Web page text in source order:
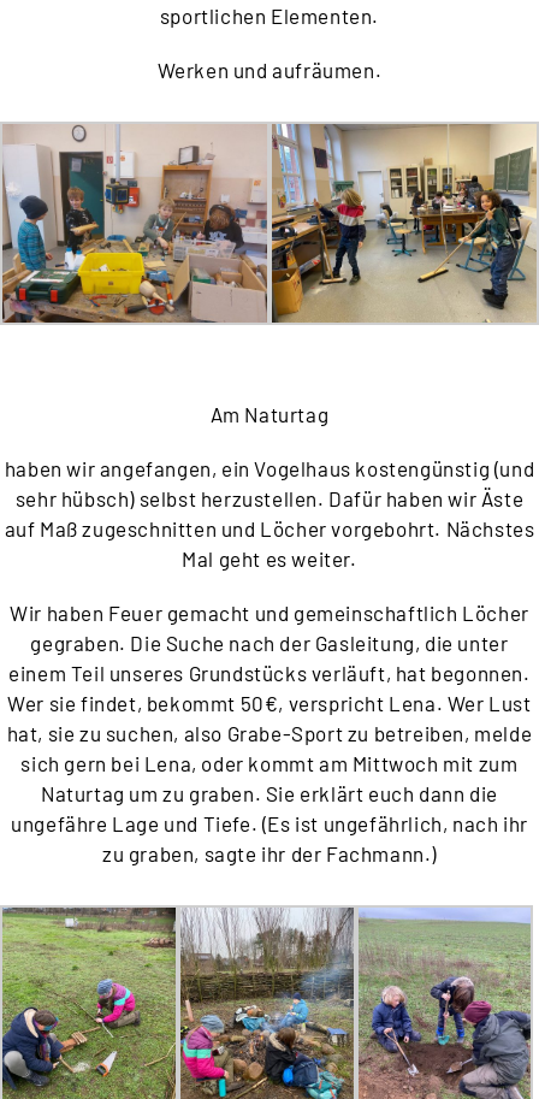
sportlichen Elementen.
Werken und aufräumen.
Am Naturtag
haben wir angefangen, ein Vogelhaus kostengünstig (und
sehr hübsch) selbst herzustellen. Dafür haben wir Äste
auf Maß zugeschnitten und Löcher vorgebohrt. Nächstes
Mal geht es weiter.
Wir haben Feuer gemacht und gemeinschaftlich Löcher
gegraben. Die Suche nach der Gasleitung, die unter
einem Teil unseres Grundstücks verläuft, hat begonnen.
Wer sie findet, bekommt 50€, verspricht Lena. Wer Lust
hat, sie zu suchen, also Grabe-Sport zu betreiben, melde
sich gern bei Lena, oder kommt am Mittwoch mit zum
Naturtag um zu graben. Sie erklärt euch dann die
ungefähre Lage und Tiefe. (Es ist ungefährlich, nach ihr
zu graben, sagte ihr der Fachmann.)